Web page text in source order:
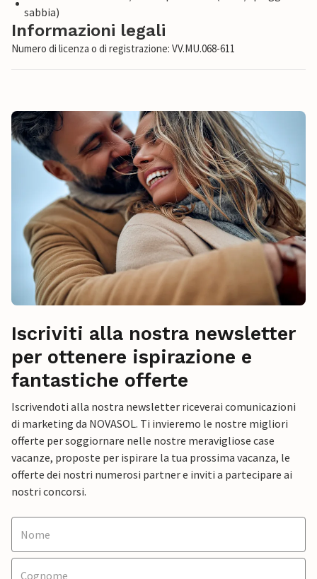
sabbia)
Informazioni legali
Numero di licenza o di registrazione: VV.MU.068-611
Iscriviti alla nostra newsletter
per ottenere ispirazione e
fantastiche offerte
Iscrivendoti alla nostra newsletter riceverai comunicazioni
di marketing da NOVASOL. Ti invieremo le nostre migliori
offerte per soggiornare nelle nostre meravigliose case
vacanze, proposte per ispirare la tua prossima vacanza, le
offerte dei nostri numerosi partner e inviti a partecipare ai
nostri concorsi.